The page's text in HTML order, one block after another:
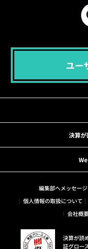
ユー
決算
編集部へメッセージ
個人情報の取扱について
会社概
決算が読
証グロー